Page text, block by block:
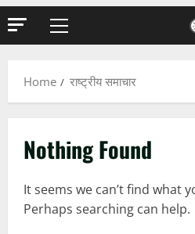
Primary
Home राष्ट्रीय समाचार
Nothing Found
It seems we can’t find what
Perhaps searching can help.